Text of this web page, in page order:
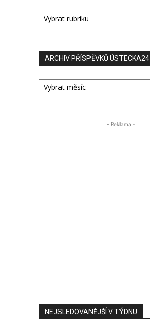
RUBRIKY
PŘÍSPĚVKŮ
ARCHIV PŘÍSPĚVKŮ ÚSTECKA24
ARCHIV
PŘÍSPĚVKŮ
- Reklama -
NEJSLEDOVANĚJŠÍ V TÝDNU